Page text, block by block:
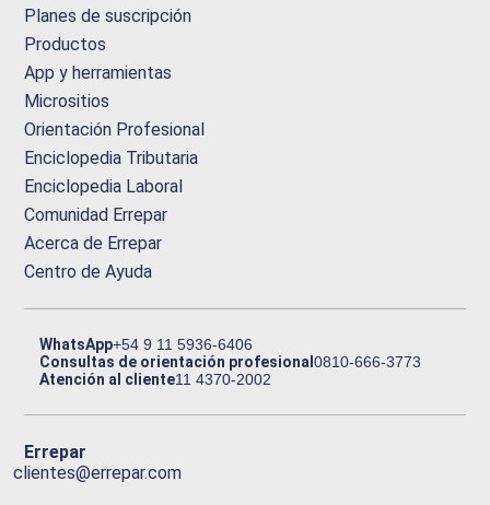
Planes de suscripción
Productos
App y herramientas
Micrositios
Orientación Profesional
Enciclopedia Tributaria
Enciclopedia Laboral
Comunidad Errepar
Acerca de Errepar
Centro de Ayuda
WhatsApp+54 9 11 5936-6406
Consultas de orientación profesional0810-666-3773
Atención al cliente11 4370-2002
Errepar
clientes@errepar.com